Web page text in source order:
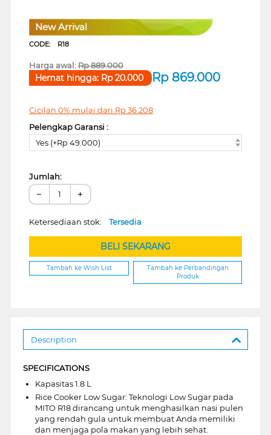
New Arrival
CODE: R18
Harga awal:Rp889.000
Rp 869.000
Hemat hingga: Rp20.000
Cicilan 0% mulai dari Rp36.208
Pelengkap Garansi :
Yes (+Rp 49.000)
Jumlah:
− +
Ketersediaan stok: Tersedia
BELI SEKARANG
Tambah ke Wish List
Tambah ke Perbandingan
Produk
Description
SPECIFICATIONS
Kapasitas 1.8 L
Rice Cooker Low Sugar: Teknologi Low Sugar pada
MITO R18 dirancang untuk menghasilkan nasi pulen
yang rendah gula untuk membuat Anda memiliki
dan menjaga pola makan yang lebih sehat.